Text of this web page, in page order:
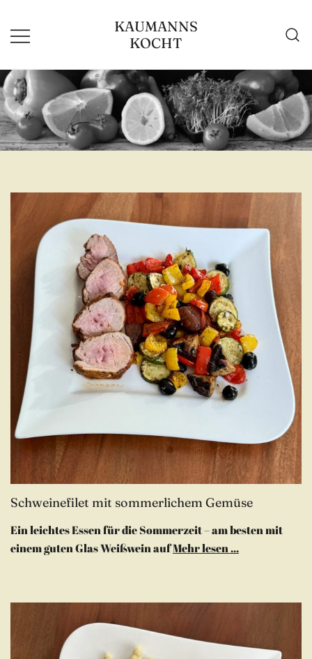
Inhalt
springen
KAUMANNS
KOCHT
Schweinefilet mit sommerlichem Gemüse
Ein leichtes Essen für die Sommerzeit – am besten mit
einem guten Glas Weißwein aufMehr lesen ...